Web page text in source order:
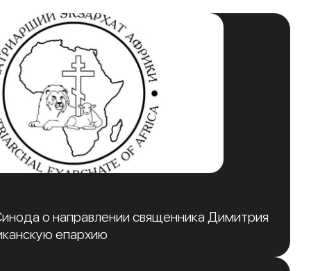
о направлении священника Димитрия
епархию